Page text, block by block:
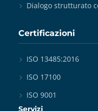
Dialogo strutturato
Certificazioni
ISO 13485:2016
ISO 17100
ISO 9001
Servizi